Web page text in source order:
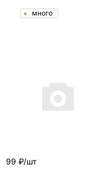
много
99 ₽/шт